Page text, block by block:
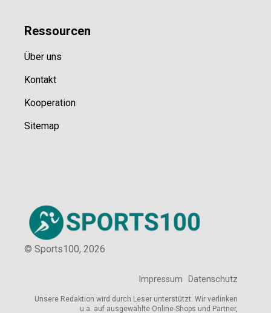
Ressourcen
Über uns
Kontakt
Kooperation
Sitemap
© Sports100, 2026
Impressum Datenschutz
Unsere Redaktion wird durch Leser unterstützt. Wir verlinken
u.a. auf ausgewählte Online-Shops und Partner,